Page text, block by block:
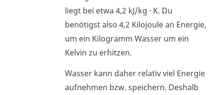
liegt bei etwa 4,2 kJ/kg · K. Du
benötigst also 4,2 Kilojoule an Energie,
um ein Kilogramm Wasser um ein
Kelvin zu erhitzen.
Wasser kann daher relativ viel Energie
aufnehmen bzw. speichern. Deshalb